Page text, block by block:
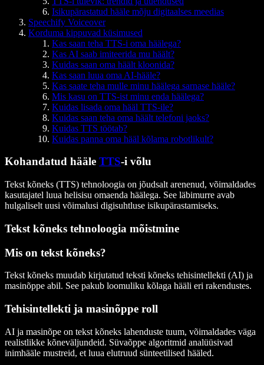
Isikupärastatud hääle mõju digitaalses meedias
Speechify Voiceover
Korduma kippuvad küsimused
Kas saan teha TTS-i oma häälega?
Kas AI saab imiteerida mu häält?
Kuidas saan oma häält kloonida?
Kas saan luua oma AI-hääle?
Kas saate teha mulle minu häälega sarnase hääle?
Mis kasu on TTS-ist minu enda häälega?
Kuidas lisada oma hääl TTS-ile?
Kuidas saan teha oma häält telefoni jaoks?
Kuidas TTS töötab?
Kuidas panna oma hääl kõlama robotlikult?
Kohandatud hääle TTS-i võlu
Tekst kõneks (TTS) tehnoloogia on jõudsalt arenenud, võimaldades
kasutajatel luua helisisu omaenda häälega. See läbimurre avab
hulgaliselt uusi võimalusi digisuhtluse isikupärastamiseks.
Tekst kõneks tehnoloogia mõistmine
Mis on tekst kõneks?
Tekst kõneks muudab kirjutatud teksti kõneks tehisintellekti (AI) ja
masinõppe abil. See pakub loomuliku kõlaga hääli eri rakendustes.
Tehisintellekti ja masinõppe roll
AI ja masinõpe on tekst kõneks lahenduste tuum, võimaldades väga
realistlikke kõneväljundeid. Süvaõppe algoritmid analüüsivad
inimhääle mustreid, et luua elutruud sünteetilised hääled.